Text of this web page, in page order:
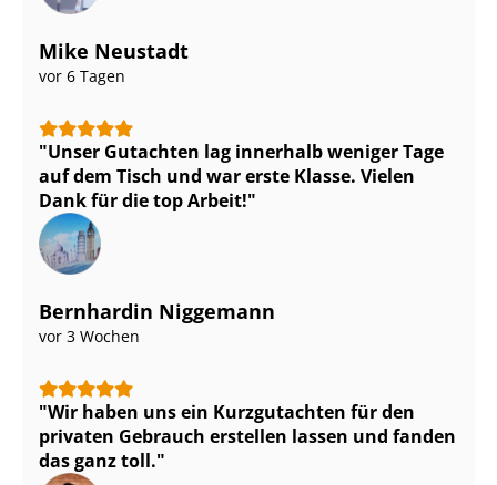
Mike Neustadt
vor 6 Tagen
Unser Gutachten lag innerhalb weniger Tage
auf dem Tisch und war erste Klasse. Vielen
Dank für die top Arbeit!
Bernhardin Niggemann
vor 3 Wochen
Wir haben uns ein Kurzgutachten für den
privaten Gebrauch erstellen lassen und fanden
das ganz toll.